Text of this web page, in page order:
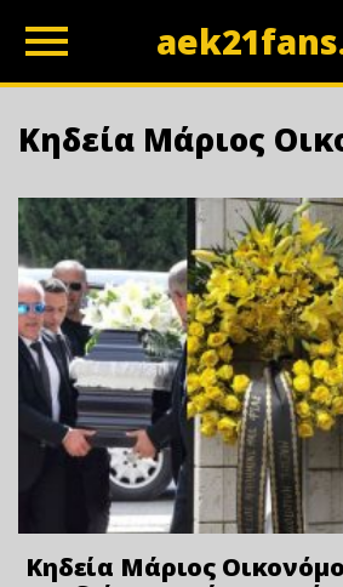
Κηδεία Μάριος
Κηδεία Μάριος